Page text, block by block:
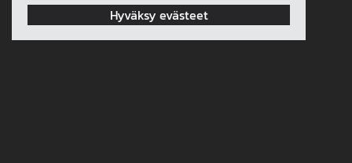
Hyväksy evästeet